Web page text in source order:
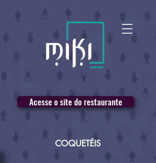
Acesse o site do restaurante
COQUETÉIS